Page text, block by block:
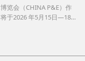
览会（CHINA P&E）作
于2026 年5月15日—18日
在”为主题，汇聚全球顶
度盛会，为产业升级、技